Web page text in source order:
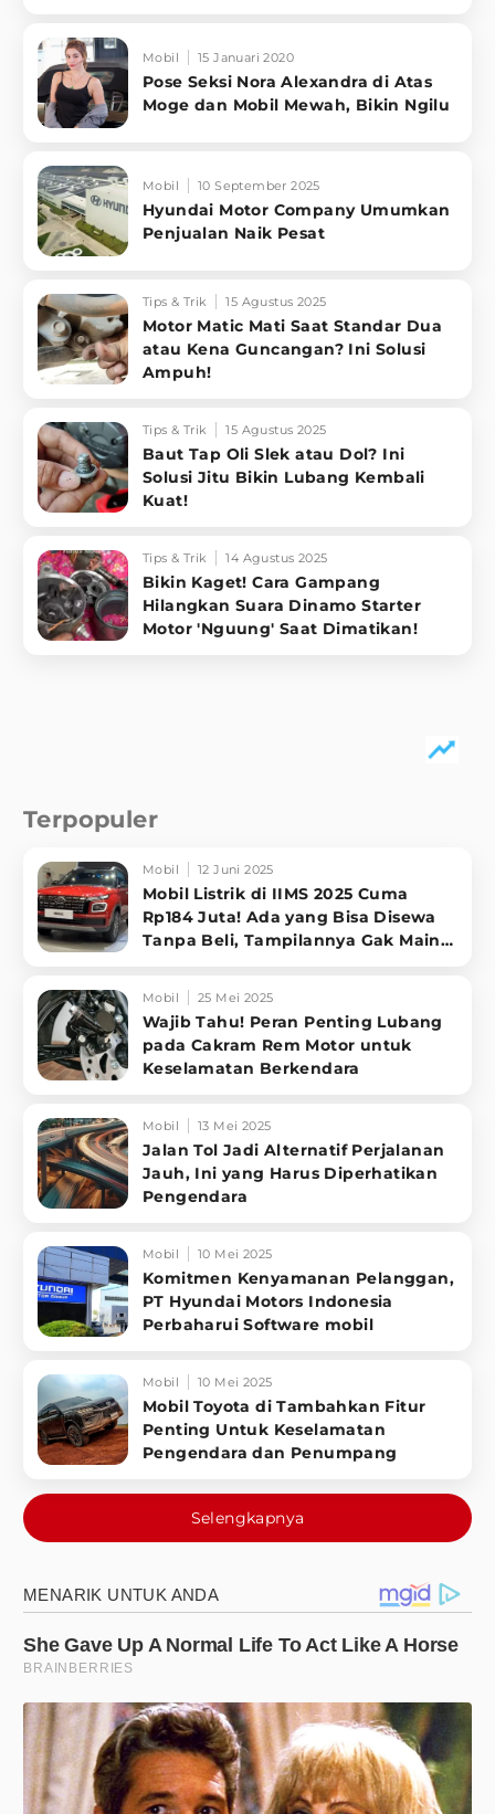
Mobil 15 Januari 2020
Pose Seksi Nora Alexandra di Atas
Moge dan Mobil Mewah, Bikin Ngilu
Mobil 10 September 2025
Hyundai Motor Company Umumkan
Penjualan Naik Pesat
Tips & Trik 15 Agustus 2025
Motor Matic Mati Saat Standar Dua
atau Kena Guncangan? Ini Solusi
Ampuh!
Tips & Trik 15 Agustus 2025
Baut Tap Oli Slek atau Dol? Ini
Solusi Jitu Bikin Lubang Kembali
Kuat!
Tips & Trik 14 Agustus 2025
Bikin Kaget! Cara Gampang
Hilangkan Suara Dinamo Starter
Motor 'Nguung' Saat Dimatikan!
Terpopuler
Mobil 12 Juni 2025
Mobil Listrik di IIMS 2025 Cuma
Rp184 Juta! Ada yang Bisa Disewa
Tanpa Beli, Tampilannya Gak Main-
Mobil 25 Mei 2025
Wajib Tahu! Peran Penting Lubang
pada Cakram Rem Motor untuk
Keselamatan Berkendara
Mobil 13 Mei 2025
Jalan Tol Jadi Alternatif Perjalanan
Jauh, Ini yang Harus Diperhatikan
Pengendara
Mobil 10 Mei 2025
Komitmen Kenyamanan Pelanggan,
PT Hyundai Motors Indonesia
Perbaharui Software mobil
Mobil 10 Mei 2025
Mobil Toyota di Tambahkan Fitur
Penting Untuk Keselamatan
Pengendara dan Penumpang
Selengkapnya